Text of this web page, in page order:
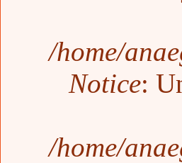
/home/
Notice:
/home/